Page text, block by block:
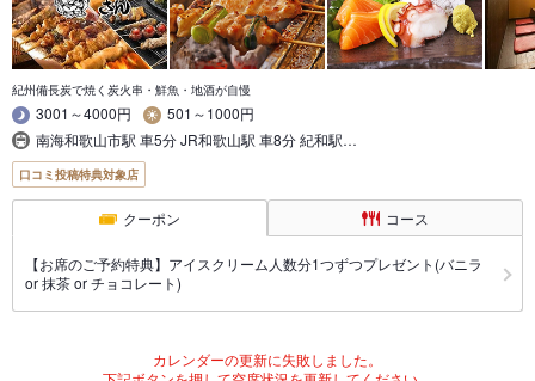
紀州備長炭で焼く炭火串・鮮魚・地酒が自慢
3001～4000円
501～1000円
南海和歌山市駅 車5分 JR和歌山駅 車8分 紀和駅…
口コミ投稿特典対象店
クーポン コース
【お席のご予約特典】アイスクリーム人数分1つずつプレゼント(バニラ
or 抹茶 or チョコレート)
カレンダーの更新に失敗しました。